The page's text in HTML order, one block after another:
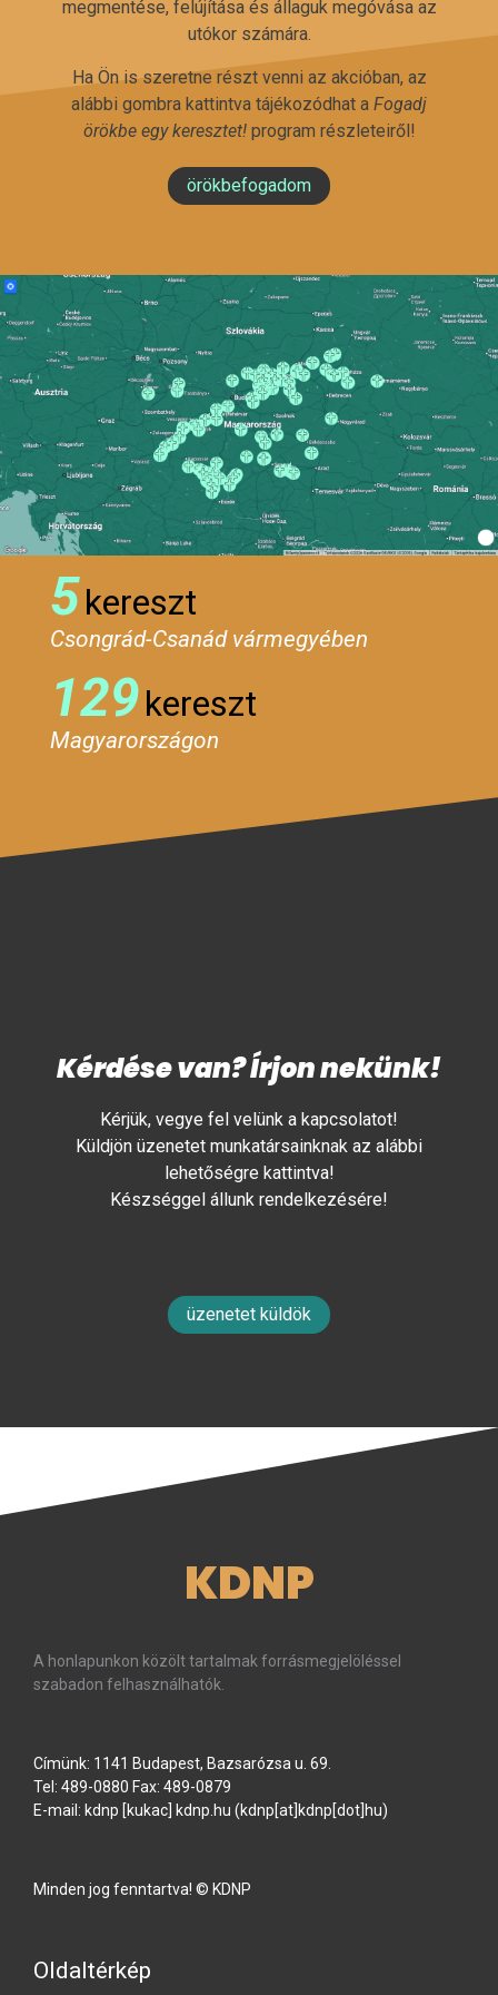
megmentése, felújítása és állaguk megóvása az
utókor számára.
Ha Ön is szeretne részt venni az akcióban, az
alábbi gombra kattintva tájékozódhat a Fogadj
örökbe egy keresztet!program részleteiről!
örökbefogadom
5kereszt
Csongrád-Csanád vármegyében
129kereszt
Magyarországon
Kérdése van? Írjon nekünk!
Kérjük, vegye fel velünk a kapcsolatot!
Küldjön üzenetet munkatársainknak az alábbi
lehetőségre kattintva!
Készséggel állunk rendelkezésére!
üzenetet küldök
KDNP
A honlapunkon közölt tartalmak forrásmegjelöléssel
szabadon felhasználhatók.
Címünk: 1141 Budapest, Bazsarózsa u. 69.
Tel: 489-0880 Fax: 489-0879
E-mail: kdnp [kukac] kdnp hu (kdnp[at]kdnp[dot]hu)
Minden jog fenntartva! © KDNP
Oldaltérkép